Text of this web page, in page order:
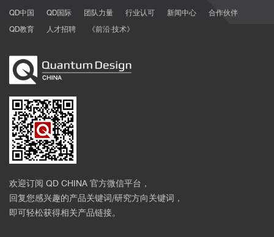
QD中国 QD国际 团队力量 行业认可 新闻中心
合作伙伴
QD教育
人才招聘 《前沿·技术》
欢迎订阅 QD CHINA 官方微信平台，
回复您感兴趣的产品关键词/研究方向关键词，
即可轻松获得相关产品链接。